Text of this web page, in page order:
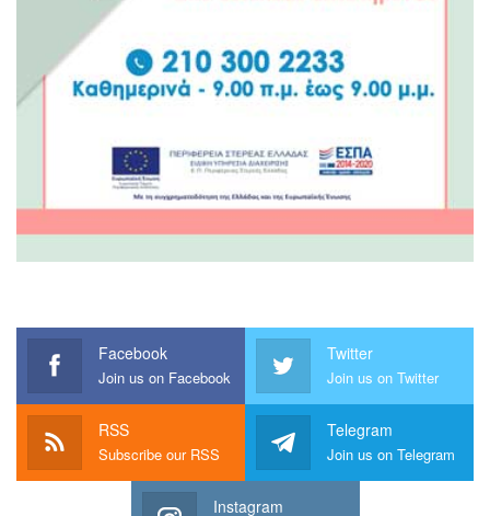
Facebook
Join us on Facebook
Twitter
Join us on Twitter
RSS
Subscribe our RSS
Telegram
Join us on Telegram
Instagram